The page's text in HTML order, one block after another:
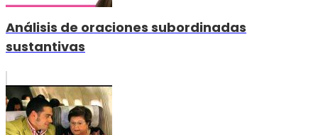
Análisis de oraciones subordinadas
sustantivas